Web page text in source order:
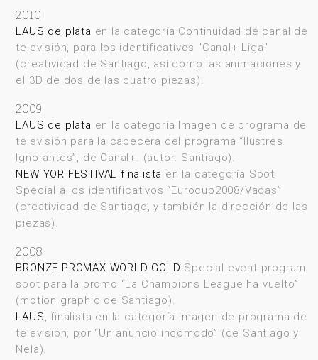
2010
LAUS de plata en la categoría Continuidad de canal de
televisión, para los identificativos "Canal+ Liga"
(creatividad de Santiago, así como las animaciones y
el 3D de dos de las cuatro piezas).
2009
LAUS de plata en la categoría Imagen de programa de
televisión para la cabecera del programa “Ilustres
Ignorantes”, de Canal+. (autor: Santiago).
NEW YOR FESTIVAL finalista en la categoría Spot
Special a los identificativos “Eurocup2008/Vacas”
(creatividad de Santiago, y también la dirección de las
piezas).
2008
BRONZE PROMAX WORLD GOLD Special event program
spot para la promo “La Champions League ha vuelto”
(motion graphic de Santiago).
LAUS, finalista en la categoría Imagen de programa de
televisión, por “Un anuncio incómodo” (de Santiago y
Nela).